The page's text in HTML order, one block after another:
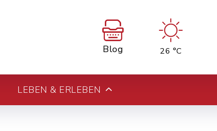
Blog 26 °C
LEBEN & ERLEBEN